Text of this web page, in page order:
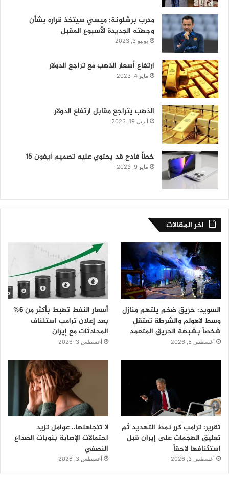
مدرب برشلونة: ميسي سيتخذ قراره بشأن
وجهته الجديدة الأسبوع المقبل
يونيو 3, 2023
ارتفاع أسعار الذهب مع تراجع الدولار
مايو 4, 2023
الذهب يتراجع مقابل ارتفاع الدولار
أبريل 19, 2023
خطأ فادح قد يحتوي عليه تصميم آيفون 15
مايو 9, 2023
اخر المقالات
السويد: حريق ضخم يلتهم منازل
وسط لاهولم والشرطة تعتقل
شخصاً بشبهة الحريق المتعمد
أغسطس 5, 2026
أسعار النفط تهبط بأكثر من 6%
بعد إعلان ترامب استئناف
المحادثات مع إيران
أغسطس 3, 2026
تقرير: ترامب كرر نمط التهديد ثم
تعليق الهجمات على إيران قبل
استئنافها لاحقاً
أغسطس 3, 2026
لا تتجاهلها.. عوامل تزيد
احتمالات الإصابة بنوبات الصداع
النصفي
أغسطس 3, 2026